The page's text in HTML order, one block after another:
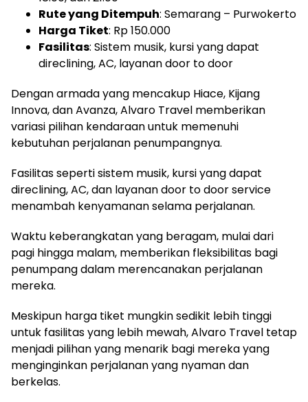
Rute yang Ditempuh: Semarang – Purwokerto
Harga Tiket: Rp 150.000
Fasilitas: Sistem musik, kursi yang dapat
direclining, AC, layanan door to door
Dengan armada yang mencakup Hiace, Kijang
Innova, dan Avanza, Alvaro Travel memberikan
variasi pilihan kendaraan untuk memenuhi
kebutuhan perjalanan penumpangnya.
Fasilitas seperti sistem musik, kursi yang dapat
direclining, AC, dan layanan door to door service
menambah kenyamanan selama perjalanan.
Waktu keberangkatan yang beragam, mulai dari
pagi hingga malam, memberikan fleksibilitas bagi
penumpang dalam merencanakan perjalanan
mereka.
Meskipun harga tiket mungkin sedikit lebih tinggi
untuk fasilitas yang lebih mewah, Alvaro Travel tetap
menjadi pilihan yang menarik bagi mereka yang
menginginkan perjalanan yang nyaman dan
berkelas.